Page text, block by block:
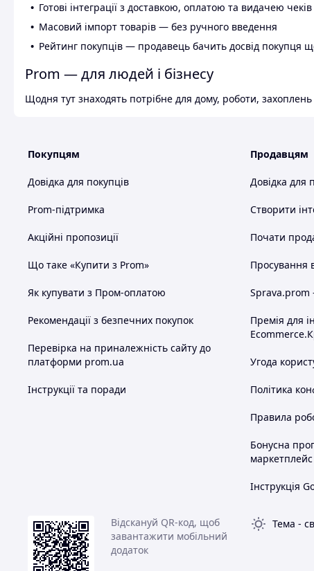
Готові інтеграції з доставкою, оплатою та видачею чеків
Масовий імпорт товарів — без ручного введення
Рейтинг покупців — продавець бачить досвід покупця
Prom — для людей і бізнесу
Щодня тут знаходять потрібне для дому, роботи,
Покупцям
Довідка для покупців
Prom-підтримка
Акційні пропозиції
Що таке «Купити з Prom»
Як купувати з Пром-оплатою
Рекомендації з безпечних покупок
Перевірка на приналежність сайту до
платформи prom.ua
Інструкції та поради
Продавцям
Довідка для
Створити
Почати
Просування
Sprava.prom
Премія для
Угода
Політика
Правила
Бонусна
маркетплейс
Інструкція
Відскануй QR-код, щоб
завантажити мобільний
додаток
Тема -